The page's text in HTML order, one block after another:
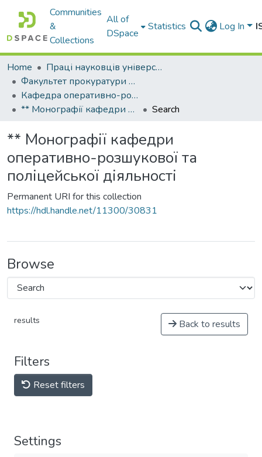
Communities
&
Collections
All of
DSpace
Statistics Log In
Home
Праці науковців університету
Факультет прокуратури та слідства (кримінальної юстиції)
Кафедра оперативно-розшукової та поліцейської діяльності
** Монографії кафедри оперативно-розшукової та поліцейської діяльності
Search
** Монографії кафедри
оперативно-розшукової та
поліцейської діяльності
Permanent URI for this collection
https://hdl.handle.net/11300/30831
Browse
results Back to results
Filters
Reset filters
Settings